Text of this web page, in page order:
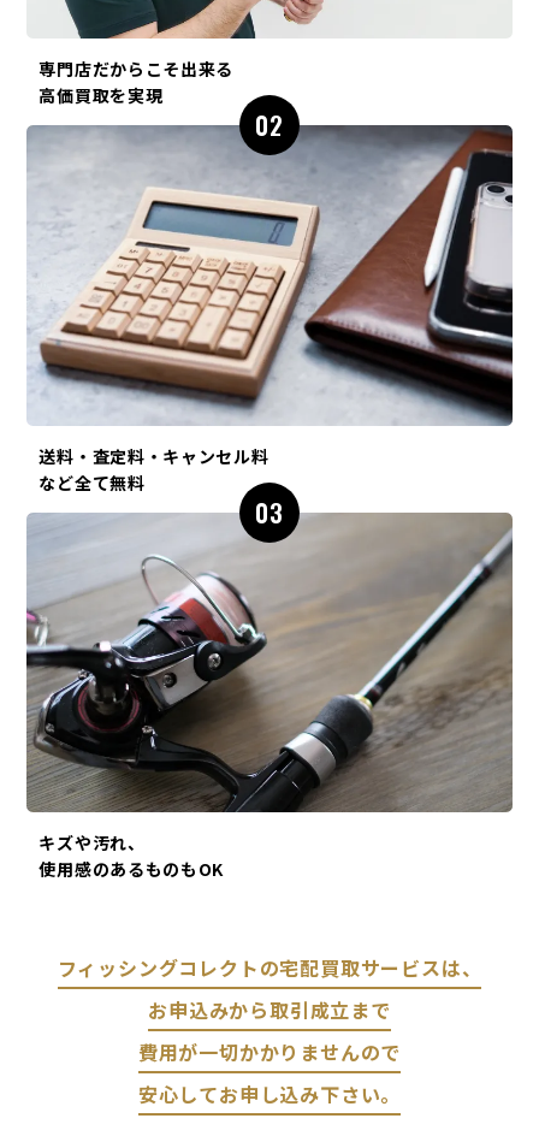
専門店だからこそ出来る
高価買取を実現
02
送料・査定料・キャンセル料
など全て無料
03
キズや汚れ、
使用感のあるものもOK
フィッシングコレクトの宅配買取サービスは、
お申込みから取引成立まで
費用が一切かかりませんので
安心してお申し込み下さい。